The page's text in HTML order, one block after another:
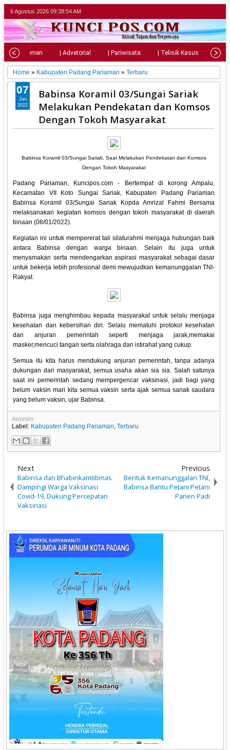
6 Agustus 2026 09:38:55 AM
| Parlemen | Advetorial | Pariwisata | Telisik Kasus |
Home » Kabupaten Padang Pariaman »Terbaru
Babinsa Koramil 03/Sungai Sariak
Melakukan Pendekatan dan Komsos
Dengan Tokoh Masyarakat
Babinsa Koramil 03/Sungai Sariak, Saat Melakukan Pendekatan dan Komsos
Dengan Tokoh Masyarakat
Padang Pariaman, Kuncipos.com - Bertempat di korong Ampalu,
Kecamatan VII Koto Sungai Sariak, Kabupaten Padang Pariaman
Babinsa Koramil 03/Sungai Sariak Kopda Amrizal Fahmi Bersama
melaksanakan kegiatan komsos dengan tokoh masyarakat di daerah
binaan (08/01/2022).
Kegiatan ini untuk mempererat tali silaturahmi menjaga hubungan baik
antara Babinsa dengan warga binaan. Selain itu juga untuk
menyamakan serta mendengarkan aspirasi masyarakat sebagai dasar
untuk bekerja lebih profesional demi mewujudkan kemanunggalan TNI-
Rakyat.
Babinsa juga menghimbau kepada masyarakat untuk selalu menjaga
kesehatan dan kebersihan diri. Selalu mematuhi protokol kesehatan
dan anjuran pemerintah seperti menjaga jarak,memakai
masker,mencuci tangan serta olahraga dan istirahat yang cukup.
Semua itu kita harus mendukung anjuran pemerintah, tanpa adanya
dukungan dari masyarakat, semua usaha akan sia sia. Salah satunya
saat ini pemerintah sedang mempergencar vaksinasi, jadi bagi yang
belum vaksin mari kita semua vaksin serta ajak semua sanak saudara
yang belum vaksin, ujar Babinsa.
07
Jan
2022
Anonim
Label: Kabupaten Padang Pariaman,Terbaru
Next
Babinsa dan Bhabinkamtibmas
Dampingi Warga Vaksinasi
Covid-19, Dukung Percepatan
Vaksinasi
Previous
Bentuk Kemanunggalan TNI,
Babinsa Bantu Petani Petani
Panen Padi